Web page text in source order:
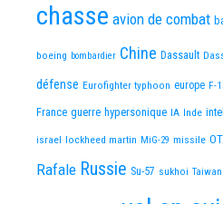
chasse avion de combat
boeing bombardier Chine Dassault
défense Eurofighter typhoon europe F-
France guerre hypersonique IA Inde
israel lockheed martin MiG-29 missile
Rafale Russie Su-57 sukhoi Taiwan